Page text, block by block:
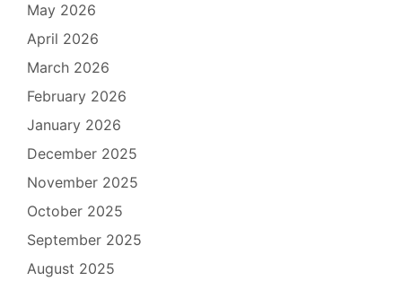
May 2026
April 2026
March 2026
February 2026
January 2026
December 2025
November 2025
October 2025
September 2025
August 2025